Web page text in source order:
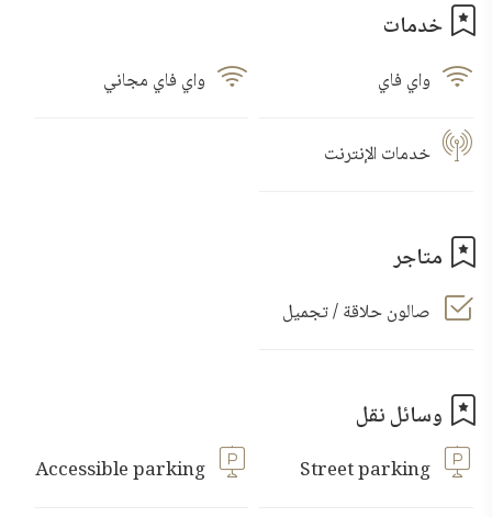
خدمات
واي فاي واي فاي مجاني
خدمات الإنترنت
متاجر
صالون حلاقة / تجميل
وسائل نقل
Street parking
Accessible parking